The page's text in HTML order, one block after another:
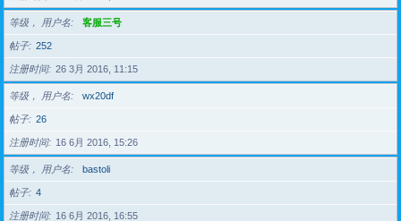
等级， 用户名 客服三号
帖子 252
注册时间 26 3月 2016, 11:15
等级， 用户名 wx20df
帖子 26
注册时间 16 6月 2016, 15:26
等级， 用户名 bastoli
帖子 4
注册时间 16 6月 2016, 16:55